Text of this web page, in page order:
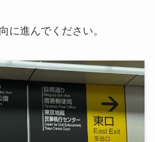
に進んでください。